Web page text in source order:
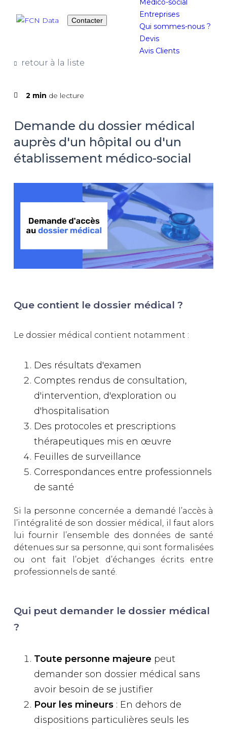
Contacter
Medico-social
Entreprises
Qui sommes-nous ?
Devis
Avis Clients
retour à la liste
2 min de lecture
Demande du dossier médical
auprès d'un hôpital ou d'un
établissement médico-social
Que contient le dossier médical ?
Le dossier médical contient notamment :
Des résultats d'examen
Comptes rendus de consultation,
d'intervention, d'exploration ou
d'hospitalisation
Des protocoles et prescriptions
thérapeutiques mis en œuvre
Feuilles de surveillance
Correspondances entre professionnels
de santé
Si la personne concernée a demandé l’accès à
l’intégralité de son dossier médical, il faut alors
lui fournir l’ensemble des données de santé
détenues sur sa personne, qui sont formalisées
ou ont fait l’objet d’échanges écrits entre
professionnels de santé.
Qui peut demander le dossier médical
?
Toute personne majeure peut
demander son dossier médical sans
avoir besoin de se justifier
Pour les mineurs: En dehors de
dispositions particulières seuls les